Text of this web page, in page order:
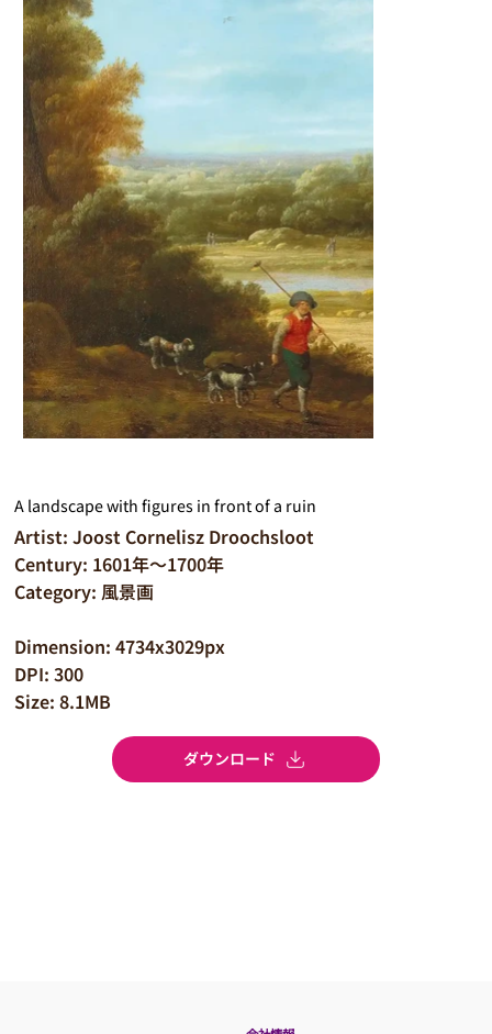
A landscape with figures in front of a ruin
Artist: Joost Cornelisz Droochsloot
Century: 1601年～1700年
Category: 風景画
Dimension: 4734x3029px
DPI: 300
Size: 8.1MB
ダウンロード